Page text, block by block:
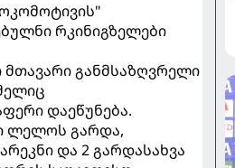
რკინიგზელები
განმსაზღვრელი
დაეწუნება.
ლელოს გარდა,
და 2 გარდასახვა